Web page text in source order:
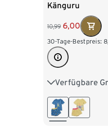
Känguru
10,99 6,00
30-Tage-Bestpreis:
Verfügbare
86/92 98/104
110/116 122/128